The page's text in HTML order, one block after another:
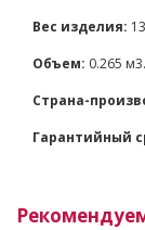
Вес изделия:
Объем: 0.265 м3.
Страна-
Гарантийный